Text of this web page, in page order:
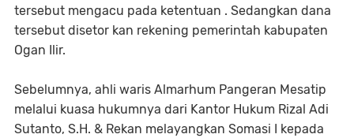
tersebut mengacu pada ketentuan . Sedangkan dana
tersebut disetor kan rekening pemerintah kabupaten
Ogan Ilir.
Sebelumnya, ahli waris Almarhum Pangeran Mesatip
melalui kuasa hukumnya dari Kantor Hukum Rizal Adi
Sutanto, S.H. & Rekan melayangkan Somasi I kepada